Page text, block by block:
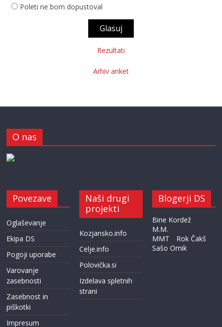
Poleti ne bom dopustoval
Rezultati
Arhiv anket
O nas
Povezave
Oglaševanje
Ekipa DS
Pogoji uporabe
Varovanje
zasebnosti
Zasebnost in
piškotki
Impresum
Naši drugi
projekti
Kozjansko.info
Celje.info
Polovička.si
Izdelava spletnih
strani
Blogerji DS
Bine Kordež
M.M.
MMT
Rok Čakš
Sašo Ornik